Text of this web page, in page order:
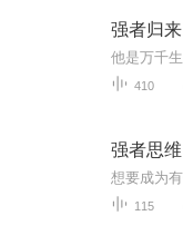
强者归来
410
强者思维
115